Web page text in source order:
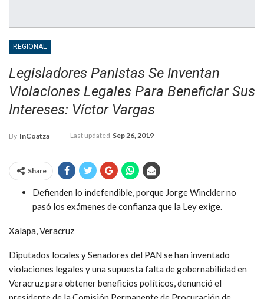
REGIONAL
Legisladores Panistas Se Inventan
Violaciones Legales Para Beneficiar Sus
Intereses: Víctor Vargas
By InCoatza Last updated Sep 26, 2019
Share
Defienden lo indefendible, porque Jorge Winckler no
pasó los exámenes de confianza que la Ley exige.
Xalapa, Veracruz
Diputados locales y Senadores del PAN se han inventado
violaciones legales y una supuesta falta de gobernabilidad en
Veracruz para obtener beneficios políticos, denunció el